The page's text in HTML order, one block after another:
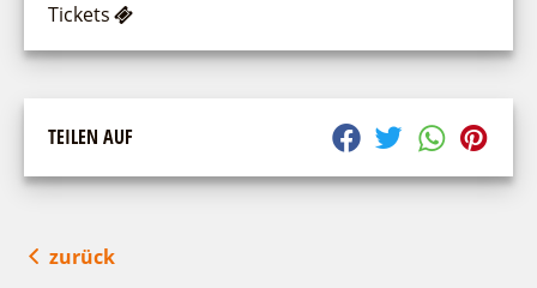
Tickets
TEILEN AUF
zurück